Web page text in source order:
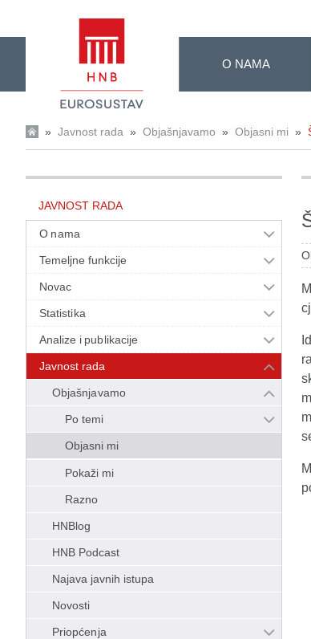
O NAMA
» Javnost rada » Objašnjavamo » Objasni mi »
JAVNOST RADA
O nama
Temeljne funkcije
Novac
Statistika
Analize i publikacije
Javnost rada
Objašnjavamo
Po temi
Objasni mi
Pokaži mi
Razno
HNBlog
HNB Podcast
Najava javnih istupa
Novosti
Priopćenja